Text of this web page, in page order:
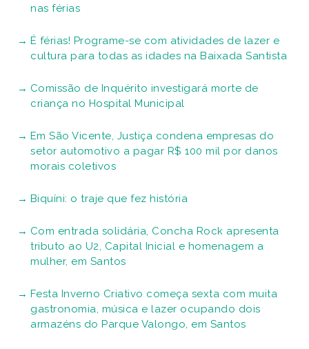
nas férias
É férias! Programe-se com atividades de lazer e
cultura para todas as idades na Baixada Santista
Comissão de Inquérito investigará morte de
criança no Hospital Municipal
Em São Vicente, Justiça condena empresas do
setor automotivo a pagar R$ 100 mil por danos
morais coletivos
Biquíni: o traje que fez história
Com entrada solidária, Concha Rock apresenta
tributo ao U2, Capital Inicial e homenagem a
mulher, em Santos
Festa Inverno Criativo começa sexta com muita
gastronomia, música e lazer ocupando dois
armazéns do Parque Valongo, em Santos